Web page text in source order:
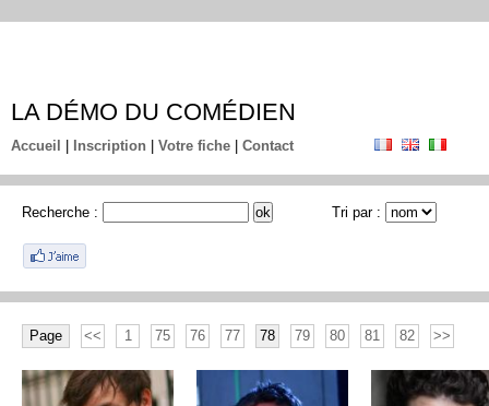
LA DÉMO DU COMÉDIEN
Accueil Inscription Votre fiche Contact
Recherche : Tri par :
Page << 1 75 76 77 78 79 80 81 82 >>